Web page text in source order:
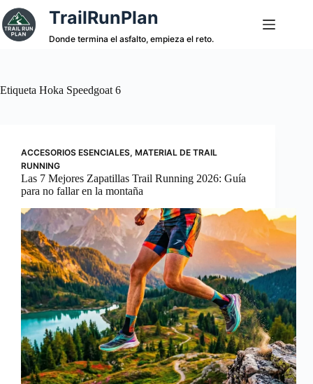
Saltar
al
contenido
TrailRunPlan
Donde termina el asfalto, empieza el reto.
Etiqueta Hoka Speedgoat 6
ACCESORIOS ESENCIALES, MATERIAL DE TRAIL
RUNNING
Las 7 Mejores Zapatillas Trail Running 2026: Guía
para no fallar en la montaña